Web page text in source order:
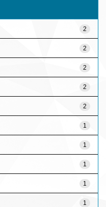
2
2
2
2
2
1
1
1
1
1